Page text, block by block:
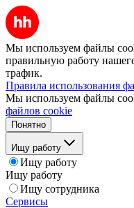
Мы используем файлы
правильную работу
трафик.
Правила использования
Мы используем файлы
файлов cookie
Понятно
Ищу работу
Ищу работу
Ищу работу
Ищу сотрудника
Сервисы